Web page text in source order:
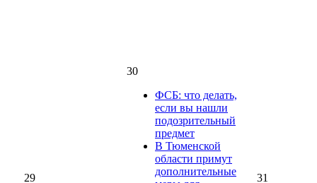
29
30
ФСБ: что делать,
если вы нашли
подозрительный
предмет
В Тюменской
области примут
дополнительные
31